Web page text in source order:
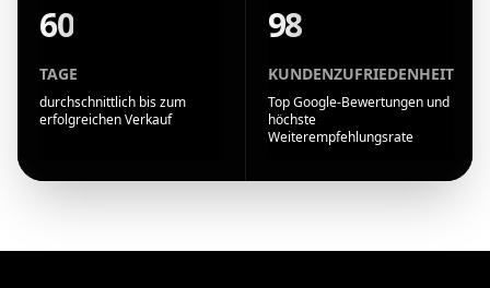
60
TAGE
durchschnittlich bis zum
erfolgreichen Verkauf
98
KUNDENZUFRIEDENHEIT
Top Google-Bewertungen und
höchste
Weiterempfehlungsrate